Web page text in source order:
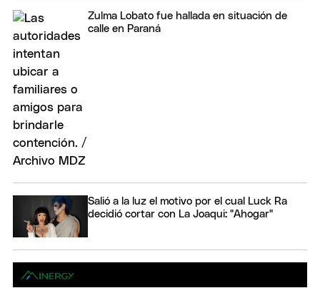
Zulma Lobato fue hallada en situación de
calle en Paraná
Salió a la luz el motivo por el cual Luck Ra
decidió cortar con La Joaqui: "Ahogar"